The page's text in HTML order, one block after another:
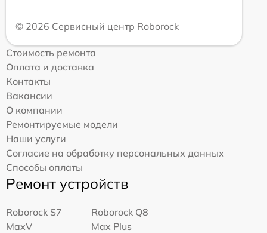
© 2026 Сервисный центр Roborock
Стоимость ремонта
Оплата и доставка
Контакты
Вакансии
О компании
Ремонтируемые модели
Наши услуги
Согласие на обработку персональных данных
Способы оплаты
Ремонт устройств
Roborock S7
MaxV
Roborock Q8
Max Plus